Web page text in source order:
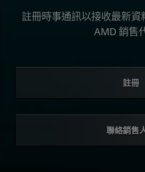
註冊時事通訊以接收最新
AMD 銷售
註冊
聯絡銷售